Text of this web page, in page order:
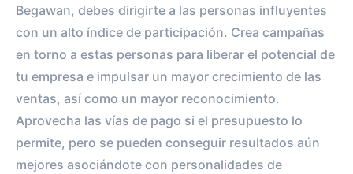
Begawan, debes dirigirte a las personas influyentes
con un alto índice de participación. Crea campañas
en torno a estas personas para liberar el potencial de
tu empresa e impulsar un mayor crecimiento de las
ventas, así como un mayor reconocimiento.
Aprovecha las vías de pago si el presupuesto lo
permite, pero se pueden conseguir resultados aún
mejores asociándote con personalidades de